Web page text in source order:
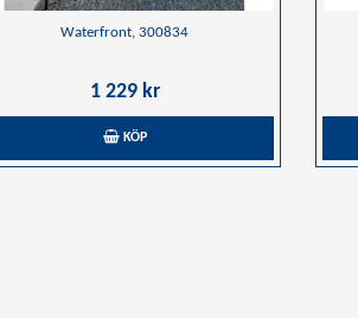
Waterfront, 300834
1 229 kr
KÖP